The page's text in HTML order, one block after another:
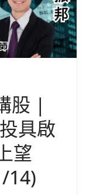
股 |
具啟
望
14)